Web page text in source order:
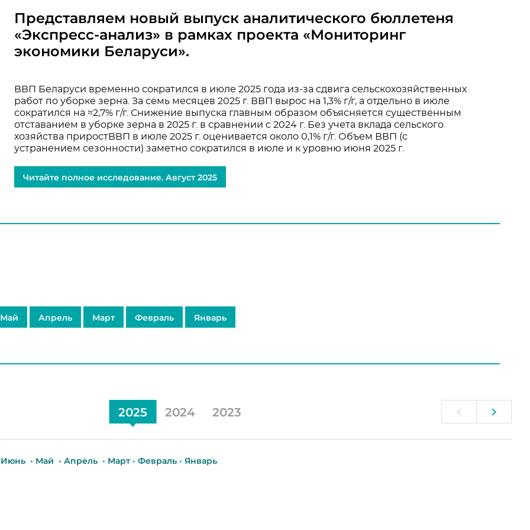
Представляем новый выпуск аналитического бюллетеня
«Экспресс-анализ» в рамках проекта «Мониторинг
экономики Беларуси».
ВВП Беларуси временно сократился в июле 2025 года из-за сдвига сельскохозяйственных
работ по уборке зерна. За семь месяцев 2025 г. ВВП вырос на 1,3% г/г, а отдельно в июле
сократился на ≈2,7% г/г. Снижение выпуска главным образом объясняется существенным
отставанием в уборке зерна в 2025 г. в сравнении с 2024 г. Без учета вклада сельского
хозяйства приростВВП в июле 2025 г. оценивается около 0,1% г/г. Объем ВВП (с
устранением сезонности) заметно сократился в июле и к уровню июня 2025 г.
Читайте полное исследование. Август 2025
Май Апрель Март Февраль Январь
2025 2024 2023
Июнь • Май • Апрель • Март• Февраль • Январь